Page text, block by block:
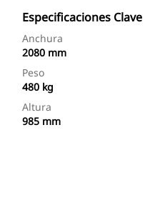
Especificaciones Clave
Anchura
2080 mm
Peso
480 kg
Altura
985 mm